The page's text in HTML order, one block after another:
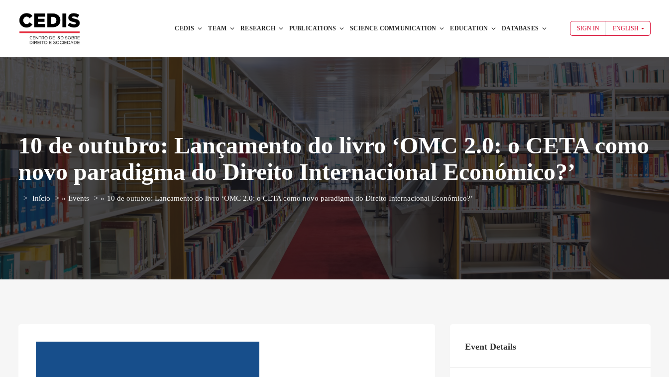
CEDIS TEAM RESEARCH PUBLICATIONS SCIENCE COMMUNICATION EDUCATION DATABASES SIGN IN ENGLISH
10 de outubro: Lançamento do livro ‘OMC 2.0: o CETA como
novo paradigma do Direito Internacional Económico?’
Início » Events » 10 de outubro: Lançamento do livro ‘OMC 2.0: o CETA como novo paradigma do Direito Internacional Económico?’
Event Details